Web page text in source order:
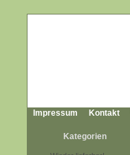
Impressum Kontakt
Kategorien